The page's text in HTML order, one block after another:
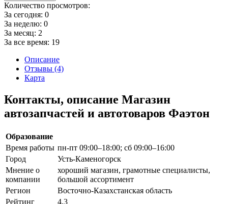
Количество просмотров:
За сегодня: 0
За неделю: 0
За месяц: 2
За все время: 19
Описание
Отзывы (4)
Карта
Контакты, описание Магазин
автозапчастей и автотоваров Фаэтон
Образование
Время работы пн-пт 09:00–18:00; сб 09:00–16:00
Город
Усть-Каменогорск
Мнение о
компании
хороший магазин, грамотные специалисты,
большой ассортимент
Регион
Восточно-Казахстанская область
Рейтинг
4.3